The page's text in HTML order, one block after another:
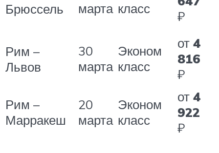
Брюссель
марта класс
₽
Рим –
Львов
30
марта
Эконом
класс
от 4
816
₽
Рим –
Марракеш
20
марта
Эконом
класс
от 4
922
₽